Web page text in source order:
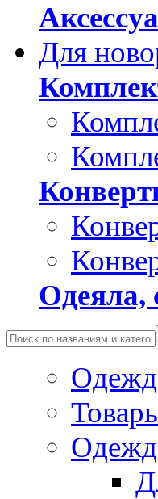
Для
Одеяла,